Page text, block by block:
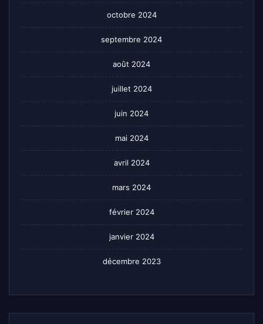
octobre 2024
septembre 2024
août 2024
juillet 2024
juin 2024
mai 2024
avril 2024
mars 2024
février 2024
janvier 2024
décembre 2023